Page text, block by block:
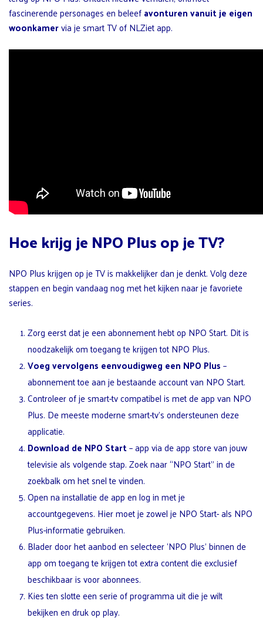
fascinerende personages en beleefavonturen vanuit je eigen
woonkamervia je smart TV of NLZiet app.
Hoe krijg je NPO Plus op je TV?
NPO Plus krijgen op je TV is makkelijker dan je denkt. Volg deze
stappen en begin vandaag nog met het kijken naar je favoriete
series.
Zorg eerst dat je een abonnement hebt op NPO Start. Dit is
noodzakelijk om toegang te krijgen tot NPO Plus.
Voeg vervolgens eenvoudigweg een NPO Plus–
abonnement toe aan je bestaande account van NPO Start.
Controleer of je smart-tv compatibel is met de app van NPO
Plus. De meeste moderne smart-tv’s ondersteunen deze
applicatie.
Download de NPO Start– app via de app store van jouw
televisie als volgende stap. Zoek naar “NPO Start” in de
zoekbalk om het snel te vinden.
Open na installatie de app en log in met je
accountgegevens. Hier moet je zowel je NPO Start- als NPO
Plus-informatie gebruiken.
Blader door het aanbod en selecteer ‘NPO Plus’ binnen de
app om toegang te krijgen tot extra content die exclusief
beschikbaar is voor abonnees.
Kies ten slotte een serie of programma uit die je wilt
bekijken en druk op play.